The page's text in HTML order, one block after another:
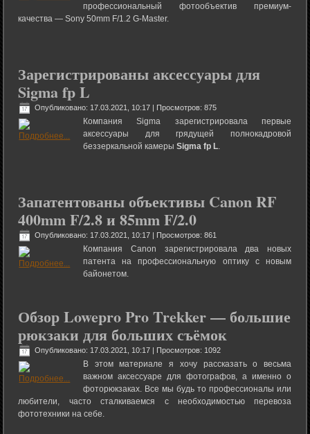
профессиональный фотообъектив премиум-
качества — Sony 50mm F/1.2 G-Master.
Зарегистрированы аксессуары для
Sigma fp L
Опубликовано: 17.03.2021, 10:17 | Просмотров: 875
Компания Sigma зарегистрировала первые
аксессуары для грядущей полнокадровой
беззеркальной камерыSigma fp L.
Запатентованы объективы Canon RF
400mm F/2.8 и 85mm F/2.0
Опубликовано: 17.03.2021, 10:17 | Просмотров: 861
Компания Canon зарегистрировала два новых
патента на профессиональную оптику с новым
байонетом.
Обзор Lowepro Pro Trekker — большие
рюкзаки для больших съёмок
Опубликовано: 17.03.2021, 10:17 | Просмотров: 1092
В этом материале я хочу рассказать о весьма
важном аксессуаре для фотографов, а именно о
фоторюкзаках. Все мы будь то профессионалы или
любители, часто сталкиваемся с необходимостью перевоза
фототехники на себе.